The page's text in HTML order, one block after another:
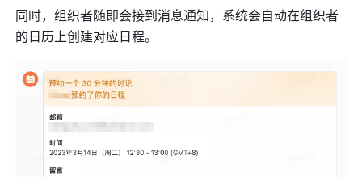
同时，组织者随即会接到消息通知，系统会自动在组织者
的日历上创建对应日程。